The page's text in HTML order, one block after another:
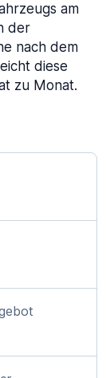
am
der
nach dem
diese
zu Monat.